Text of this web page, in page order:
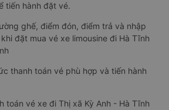
tiến hành đặt vé.
ghế, điểm đón, điểm trả và nhập
đặt mua vé xe limousine đi Hà Tĩnh
thanh toán vé phù hợp và tiến hành
toán vé xe đi Thị xã Kỳ Anh - Hà Tĩnh